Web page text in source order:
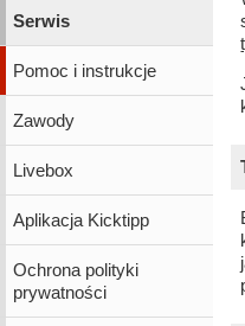
Serwis
Pomoc i instrukcje
Zawody
Livebox
Aplikacja Kicktipp
Ochrona polityki
prywatności